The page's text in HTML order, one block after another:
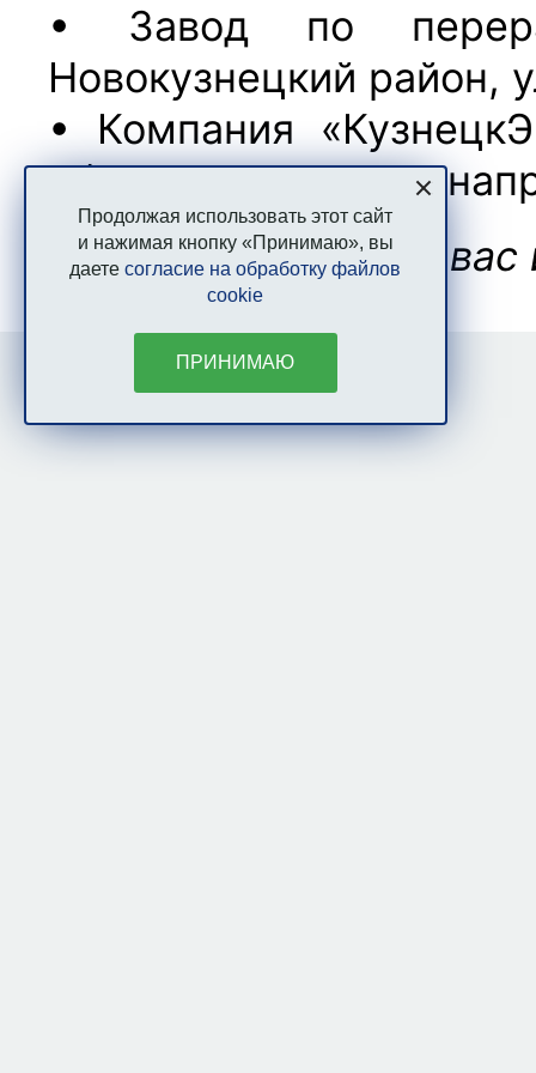
• Завод по
Новокузнецкий район,
• Компания
1(за с. Гавриловка,
ЭкоТек: с заботой о
Продолжая использовать этот сайт
и нажимая кнопку «Принимаю», вы
даетесогласие на обработку файлов
cookie
ПРИНИМАЮ